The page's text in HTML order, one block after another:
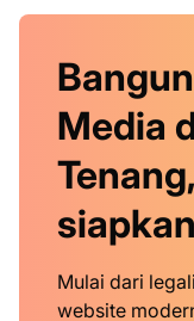
Media
Mulai dari
website